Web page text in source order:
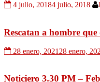
4 julio, 20184 julio, 2018
Rescatan a hombre
28 enero, 2021 28 enero,
Noticiero 3.30 PM –